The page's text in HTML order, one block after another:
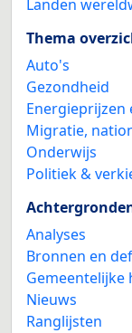
Landen
Thema
Auto's
Gezondheid
Migratie,
Onderwijs
Politiek &
Analyses
Bronnen en
Gemeentelijke
Nieuws
Ranglijsten